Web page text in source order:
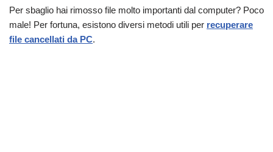
Per sbaglio hai rimosso file molto importanti dal computer? Poco
male! Per fortuna, esistono diversi metodi utili per recuperare
file cancellati da PC.